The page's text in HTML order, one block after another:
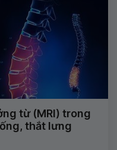
từ (MRI) trong
thắt lưng